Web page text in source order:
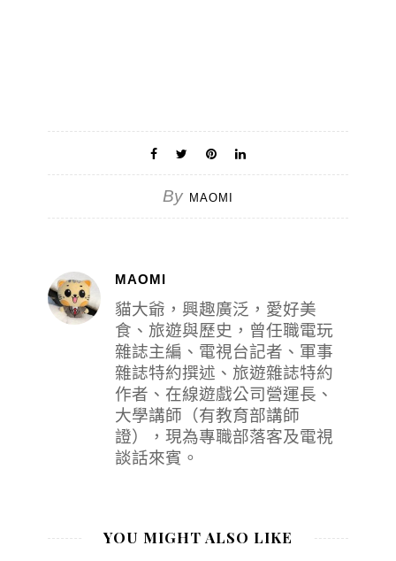
By MAOMI
MAOMI
貓大爺，興趣廣泛，愛好美
食、旅遊與歷史，曾任職電玩
雜誌主編、電視台記者、軍事
雜誌特約撰述、旅遊雜誌特約
作者、在線遊戲公司營運長、
大學講師（有教育部講師
證），現為專職部落客及電視
談話來賓。
YOU MIGHT ALSO LIKE